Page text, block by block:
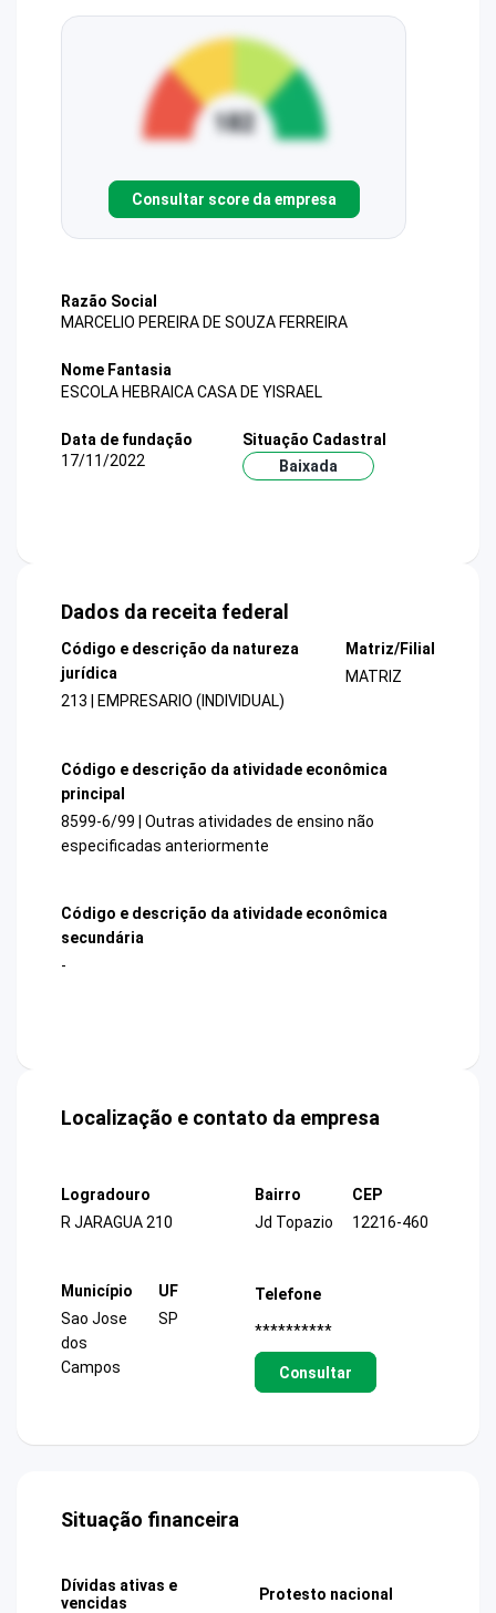
Consultar score da empresa
Razão Social
MARCELIO PEREIRA DE SOUZA FERREIRA
Nome Fantasia
ESCOLA HEBRAICA CASA DE YISRAEL
Data de fundação
17/11/2022
Situação Cadastral
Baixada
Dados da receita federal
Código e descrição da natureza
jurídica
213 | EMPRESARIO (INDIVIDUAL)
Matriz/Filial
MATRIZ
Código e descrição da atividade econômica
principal
8599-6/99 | Outras atividades de ensino não
especificadas anteriormente
Código e descrição da atividade econômica
secundária
-
Localização e contato da empresa
Logradouro
R JARAGUA 210
Bairro
Jd Topazio
CEP
12216-460
Município
Sao Jose
dos
Campos
UF
SP
Telefone
**********
Consultar
Situação financeira
Dívidas ativas e
vencidas
Protesto nacional